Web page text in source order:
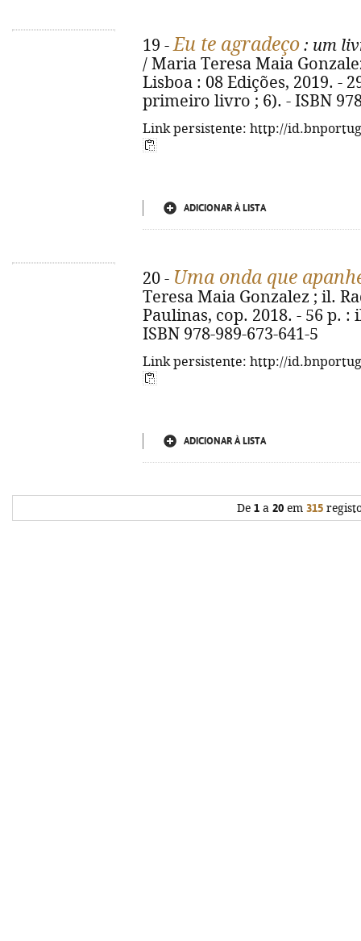
19 -Eu te agradeço : um
/ Maria Teresa Maia
Lisboa : 08 Edições, 2019. -
primeiro livro ; 6). - ISBN
Link persistente: http://
ADICIONAR À LISTA
20 - Uma onda que
Teresa Maia Gonzalez ; il.
Paulinas, cop. 2018. - 56 p.
ISBN 978-989-673-641-5
Link persistente: http://
ADICIONAR À LISTA
De 1 a 20 em 315